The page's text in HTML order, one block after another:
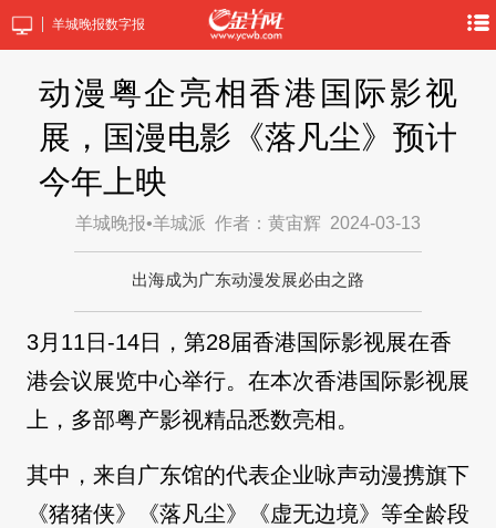
羊城晚报数字报
动漫粤企亮相香港国际影视
展，国漫电影《落凡尘》预计
今年上映
羊城晚报•羊城派 作者：黄宙辉 2024-03-13
出海成为广东动漫发展必由之路
3月11日-14日，第28届香港国际影视展在香
港会议展览中心举行。在本次香港国际影视展
上，多部粤产影视精品悉数亮相。
其中，来自广东馆的代表企业咏声动漫携旗下
《猪猪侠》《落凡尘》《虚无边境》等全龄段